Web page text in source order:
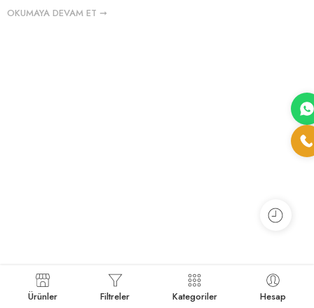
OKUMAYA DEVAM ET ➞
Ürünler Filtreler Kategoriler Hesap